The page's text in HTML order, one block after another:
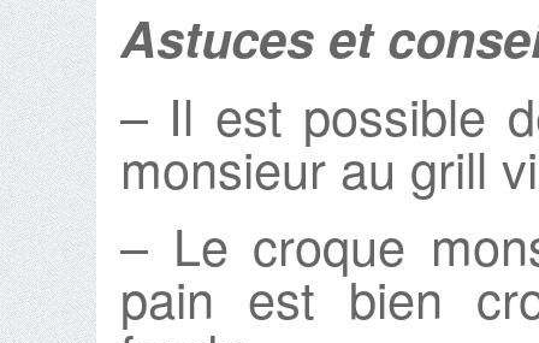
Astuces et
– Il est possible
monsieur au grill
– Le croque
pain est bien